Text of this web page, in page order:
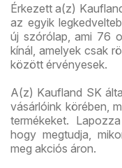
Érkezett a(z)
az egyik
új szórólap, ami 76
kínál, amelyek csak
között érvényesek.
A(z) Kaufland SK
vásárlóink körében,
termékeket.
hogy megtudja,
meg akciós áron.